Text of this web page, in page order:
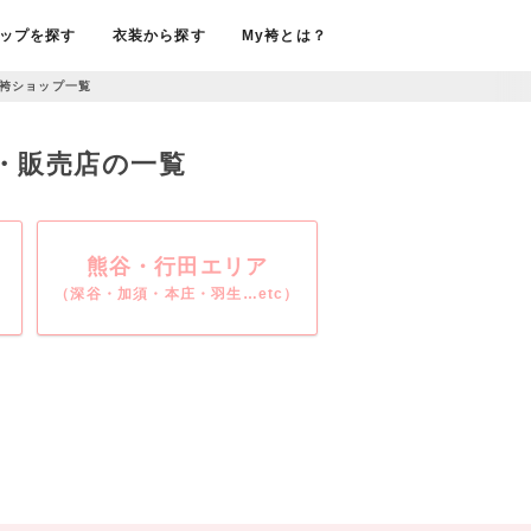
プを探す 衣装から探す My袴とは？
ショップ一覧
販売店の一覧
熊谷・行田エリア
（深谷・加須・本庄・羽生…etc）